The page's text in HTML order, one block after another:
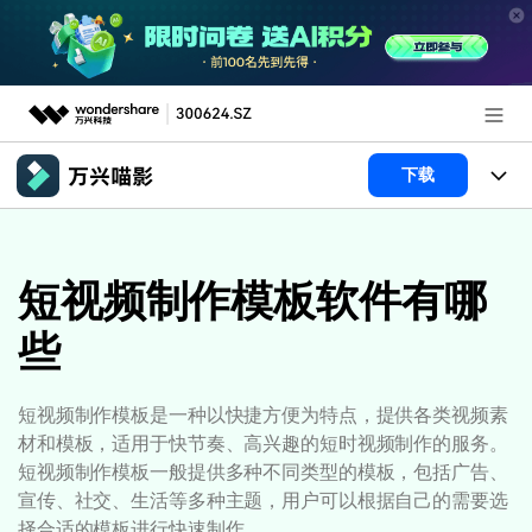
推荐产品
新闻中心
关于万兴
加入我们
帮助中心
下载
产品系统
产品功能
AI功能
视频/照片
AI 图生视频 NEW
AI 绘画
解决方案
专业创作人群
品牌合作故事
使用教程
文章资讯
其他
帮助中心
产品支持
短视频制作模板软件有哪
些
短视频制作模板是一种以快捷方便为特点，提供各类视频素
材和模板，适用于快节奏、高兴趣的短时视频制作的服务。
短视频制作模板一般提供多种不同类型的模板，包括广告、
宣传、社交、生活等多种主题，用户可以根据自己的需要选